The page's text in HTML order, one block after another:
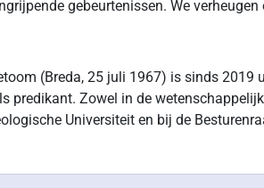
gebeurtenissen. We
(Breda, 25 juli 1967) is sinds
predikant. Zowel in de
Universiteit en bij de